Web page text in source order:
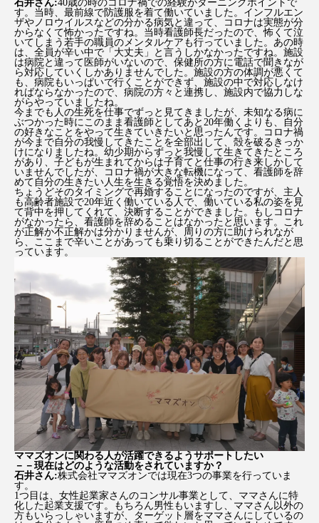
石井さん:40歳の時のコロナ禍での経験がターニングポイントで
す。当時、最前線で防護服を着て働いていました。インフルエン
ザやノロウイルスなどの分かる病気と違って、コロナは実態が分
からなくて怖かったですね。当時看護師長だったので、怖くて泣
いてしまう若手の職員のメンタルケアも行っていました。あの時
は、全員が辛い中で「大丈夫」と言うしかなかったですね。施設
は病院と違って医師がいないので、保健所の方に電話で聞きなが
ら対応していくしかありませんでした。施設の方の体調が悪くて
も、病院もいっぱいで行くことができず、施設の中で対応しなけ
ればならなかったので、病院の方々と連携し、施設内で協力しな
がらやっていましたね。
今までも人の生死を仕事でずっと見てきましたが、未知なる病に
ぶつかった時にこのまま看護師としてあと20年働くよりも、自分
の好きなことをやって生きていきたいと思ったんです。コロナ禍
が今まで自分の我慢してきたことを全部出して、殻を破るきっか
けになりましたね。幼少期からずっと我慢して生きてきたところ
があり、子どもが生まれてからは子育てと仕事の行き来しかして
いませんでしたが、コロナ禍が大きな転機になって、看護師を辞
めて自分の生きたい人生を生きる覚悟を決めました。
ちょうどそのタイミングで再婚することになったのですが、主人
も高齢者施設で20年近く働いている人で、働いている私の姿を見
て背中を押してくれて、決断することができました。もしコロナ
がなかったら、看護師を辞めることはなかったと思います。これ
が正解か不正解かは分かりませんが、周りの方に助けられなが
ら、ここまで辛いことがあっても乗り切ることができたんだと思
っています。
ママズオンに関わる人が活躍できるようサポートしたい
－－現在はどのような活動をされていますか？
石井さん:株式会社ママズオンでは現在3つの事業を行っていま
す。
1つ目は、女性起業家さんのコンサル事業として、ママさんに特
化した起業支援です。もちろん男性もいますし、ママさん以外の
方もいらっしゃいますが、ターゲット層をママさんにしているの